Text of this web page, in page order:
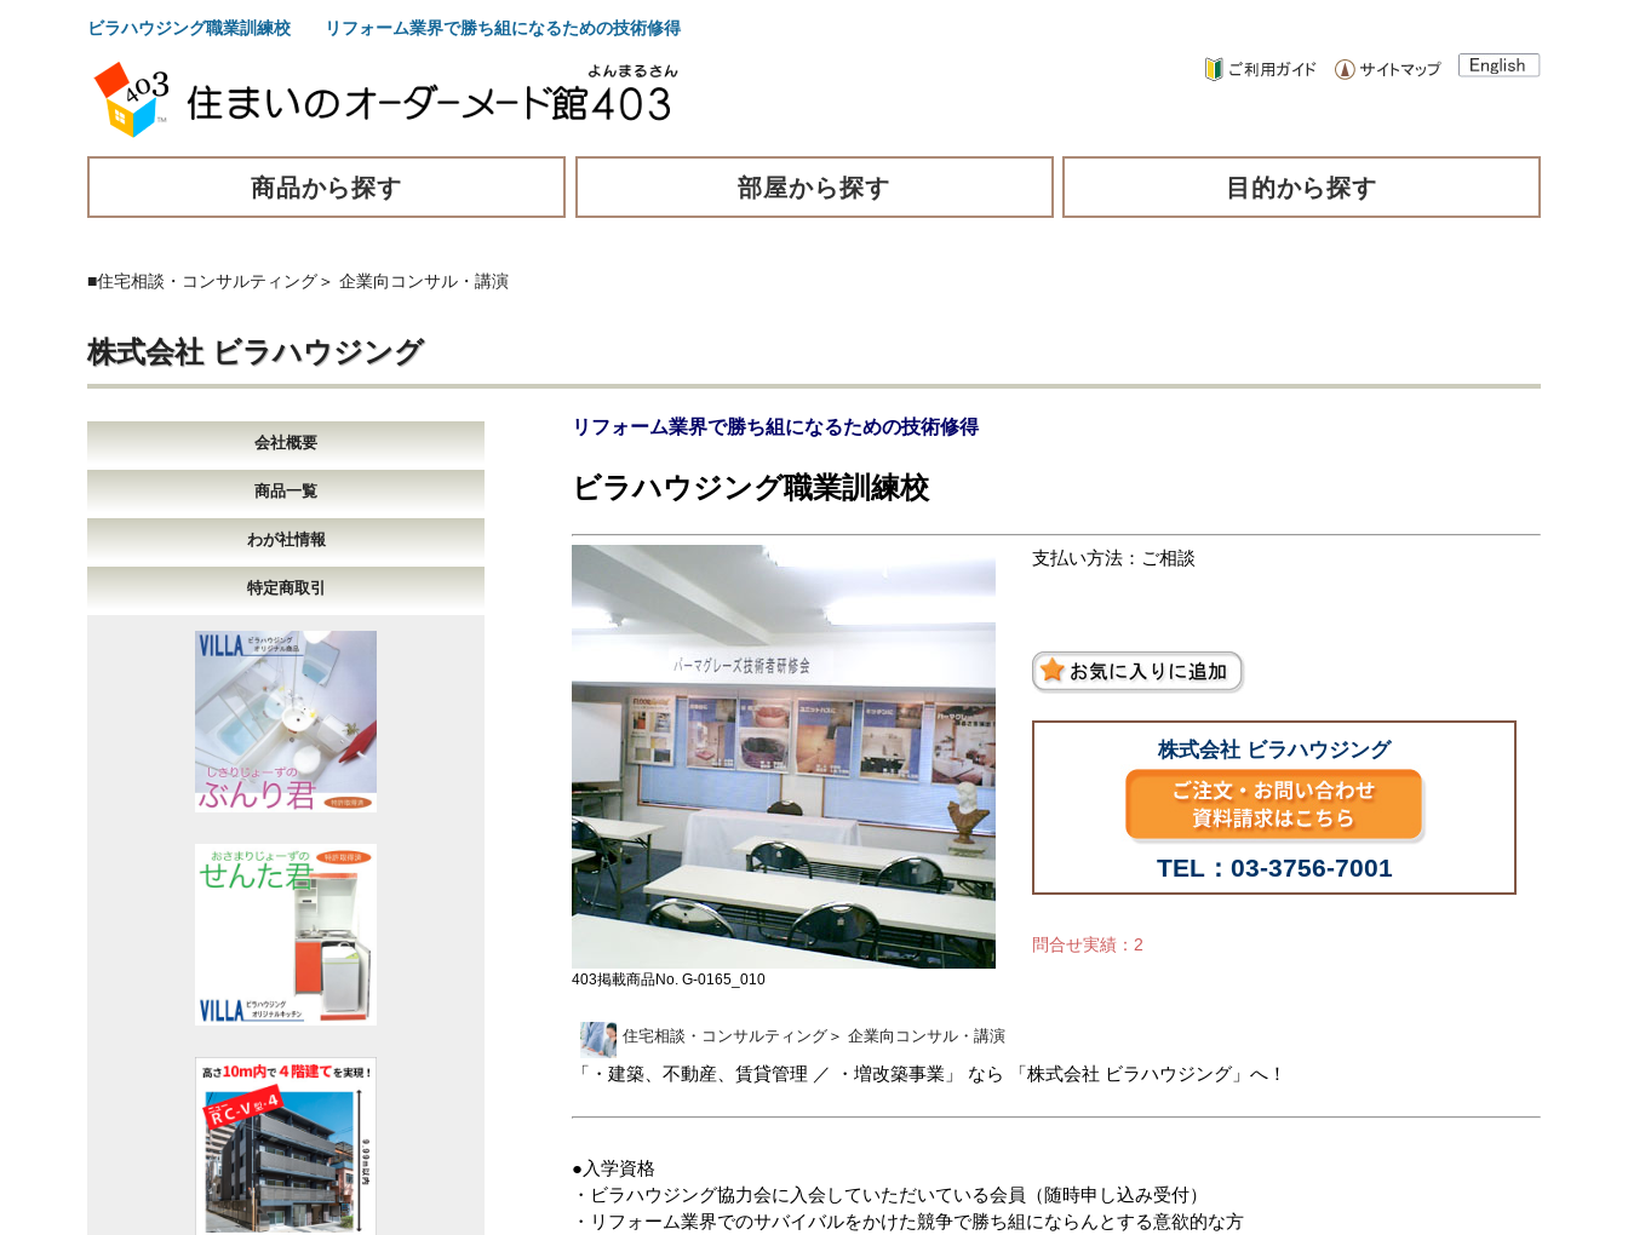
ビラハウジング職業訓練校 リフォーム業界で勝ち組になるための技術修得
商品から探す 部屋から探す 目的から探す
■住宅相談・コンサルティング＞ 企業向コンサル・講演
株式会社 ビラハウジング
会社概要
商品一覧
わが社情報
特定商取引
リフォーム業界で勝ち組になるための技術修得
ビラハウジング職業訓練校
403掲載商品No. G-0165_010
支払い方法：ご相談
株式会社 ビラハウジング
TEL：03-3756-7001
問合せ実績：2
住宅相談・コンサルティング ＞ 企業向コンサル・講演
「・建築、不動産、賃貸管理 ／ ・増改築事業」 なら 「株式会社 ビラハウジング」へ！
●入学資格
・ビラハウジング協力会に入会していただいている会員（随時申し込み受付）
・リフォーム業界でのサバイバルをかけた競争で勝ち組にならんとする意欲的な方